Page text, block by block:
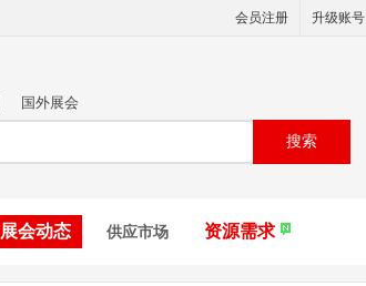
会员注册 升级账号
国外展会
搜索
展会动态 供应市场 资源需求